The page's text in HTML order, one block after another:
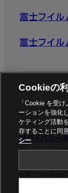
富士フイル
富士フイル
プライバシー
ソーシャルメ
ビジネスイノベ
Cookieの
「Cookie を受
ーションを強化
ケティング活動
存することに同
シー